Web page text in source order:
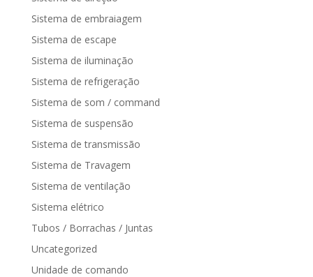
Sistema de embraiagem
Sistema de escape
Sistema de iluminação
Sistema de refrigeração
Sistema de som / command
Sistema de suspensão
Sistema de transmissão
Sistema de Travagem
Sistema de ventilação
Sistema elétrico
Tubos / Borrachas / Juntas
Uncategorized
Unidade de comando